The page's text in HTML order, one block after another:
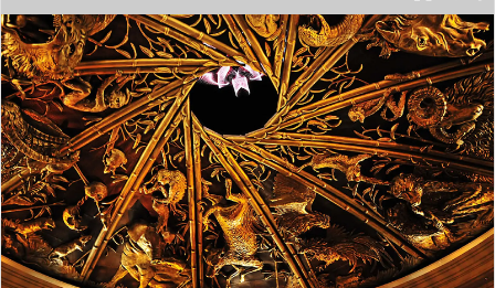
Финальный месяц осени, начинающийся по
восточному календарю 8 ноября, станет
периодом положительных перемен, развития и
процветания.
Подробнее
Китайский гороскоп с 17 по 31
октября 2023 года